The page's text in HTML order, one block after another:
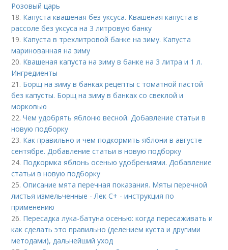
Розовый царь
18. Капуста квашеная без уксуса. Квашеная капуста в
рассоле без уксуса на 3 литровую банку
19. Капуста в трехлитровой банке на зиму. Капуста
маринованная на зиму
20. Квашеная капуста на зиму в банке на 3 литра и 1 л.
Ингредиенты
21. Борщ на зиму в банках рецепты с томатной пастой
без капусты. Борщ на зиму в банках со свеклой и
морковью
22.Чем удобрять яблоню весной. Добавление статьи в
новую подборку
23. Как правильно и чем подкормить яблони в августе
сентябре. Добавление статьи в новую подборку
24. Подкормка яблонь осенью удобрениями. Добавление
статьи в новую подборку
25.Описание мята перечная показания. Мяты перечной
листья измельченные - Лек С+ - инструкция по
применению
26. Пересадка лука-батуна осенью: когда пересаживать и
как сделать это правильно (делением куста и другими
методами), дальнейший уход